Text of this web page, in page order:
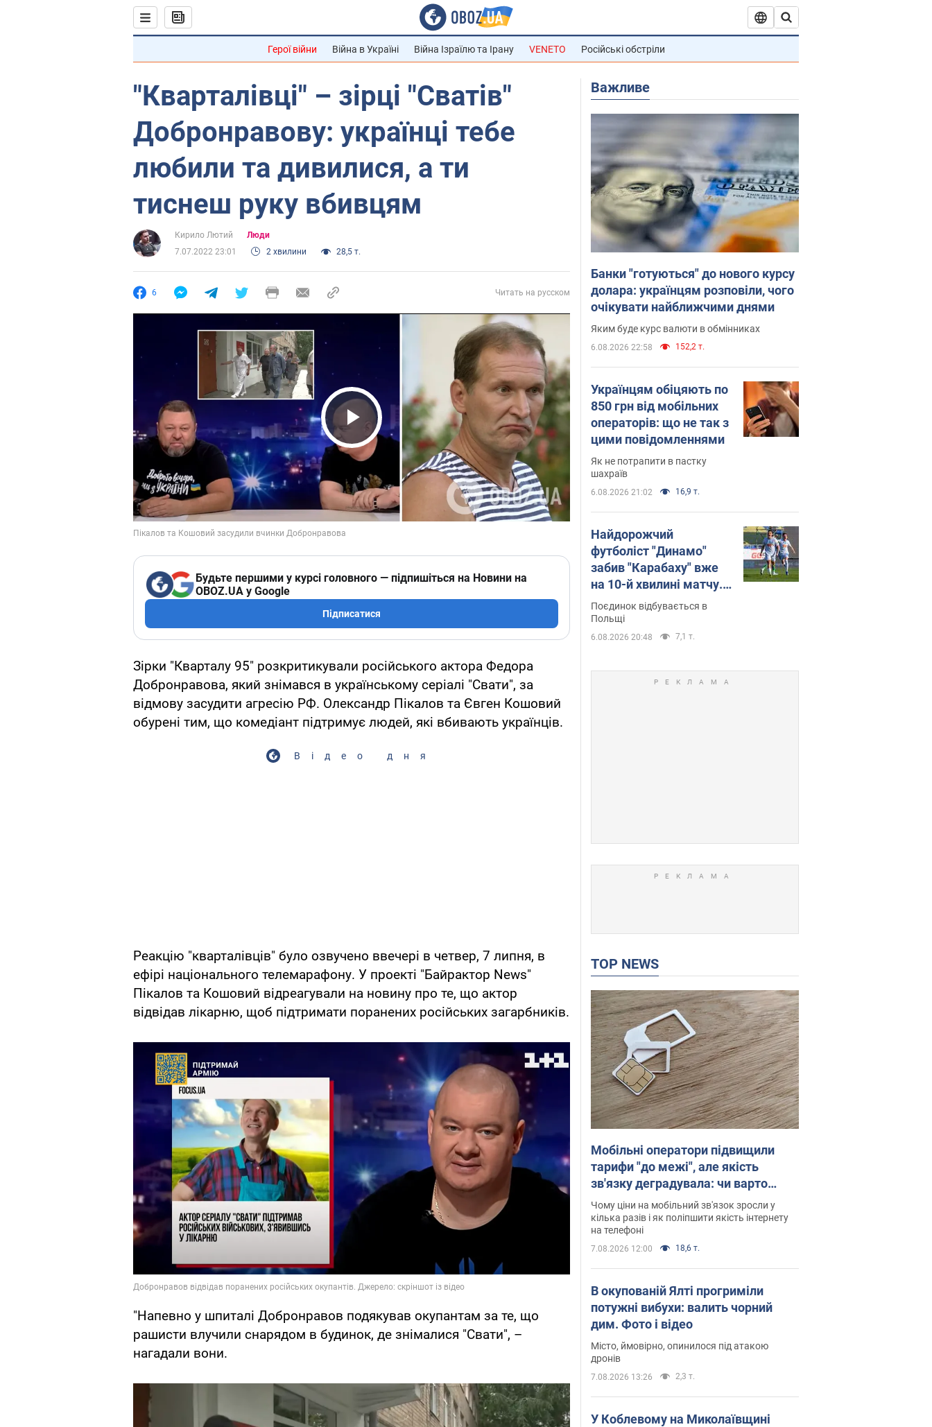
Герої війни Війна в Україні Війна Ізраїлю та Ірану VENETO Російські обстріли
"Кварталівці" – зірці "Сватів"
Добронравову: українці тебе
любили та дивилися, а ти
тиснеш руку вбивцям
Кирило Лютий
Люди
7.07.2022 23:01
2 хвилини 28,5 т.
6 Читать на русском
Play Video
Будьте першими у курсі головного — підпишіться на Новини на
OBOZ.UA у Google
Підписатися
Зірки "Кварталу 95" розкритикували російського актора Федора
Добронравова, який знімався в українському серіалі "Свати", за
відмову засудити агресію РФ. Олександр Пікалов та Євген Кошовий
обурені тим, що комедіант підтримує людей, які вбивають українців.
Відео дня
Реакцію "кварталівців" було озвучено ввечері в четвер, 7 липня, в
ефірі національного телемарафону. У проекті "Байрактор News"
Пікалов та Кошовий відреагували на новину про те, що актор
відвідав лікарню, щоб підтримати поранених російських загарбників.
"Напевно у шпиталі Добронравов подякував окупантам за те, що
рашисти влучили снарядом в будинок, де знімалися "Свати", –
нагадали вони.
Важливе
Банки "готуються" до нового курсу
долара: українцям розповіли, чого
очікувати найближчими днями
Яким буде курс валюти в обмінниках
6.08.2026 22:58 152,2 т.
Українцям обіцяють по
850 грн від мобільних
операторів: що не так з
цими повідомленнями
Як не потрапити в пастку
шахраїв
6.08.2026 21:02 16,9 т.
Найдорожчий
футболіст "Динамо"
забив "Карабаху" вже
на 10-й хвилині матчу.
Відео
Поєдинок відбувається в
Польщі
6.08.2026 20:48 7,1 т.
TOP NEWS
Мобільні оператори підвищили
тарифи "до межі", але якість
зв'язку деградувала: чи варто
скаржитись на ціни
Чому ціни на мобільний зв'язок зросли у
кілька разів і як поліпшити якість інтернету
на телефоні
7.08.2026 12:00 18,6 т.
В окупованій Ялті прогриміли
потужні вибухи: валить чорний
дим. Фото і відео
Місто, ймовірно, опинилося під атакою
дронів
7.08.2026 13:26 2,3 т.
У Коблевому на Миколаївщині